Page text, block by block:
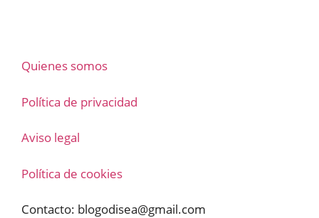
Quienes somos
Política de privacidad
Aviso legal
Política de cookies
Contacto: blogodisea@gmail.com